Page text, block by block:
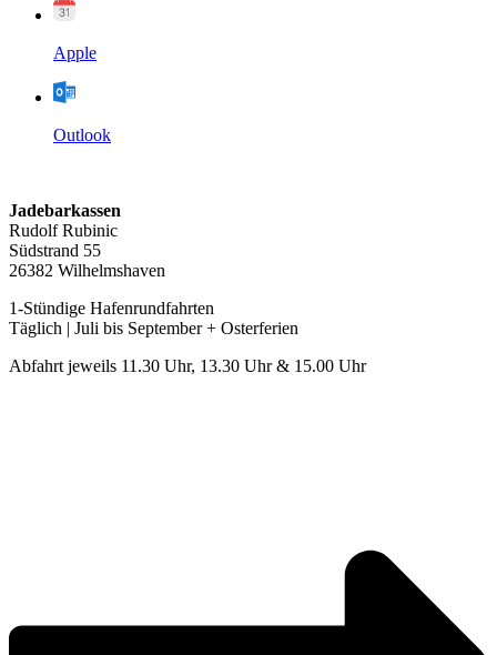
Apple
Outlook
Jadebarkassen
Rudolf Rubinic
Südstrand 55
26382 Wilhelmshaven
1-Stündige Hafenrundfahrten
Täglich | Juli bis September + Osterferien
Abfahrt jeweils 11.30 Uhr, 13.30 Uhr & 15.00 Uhr